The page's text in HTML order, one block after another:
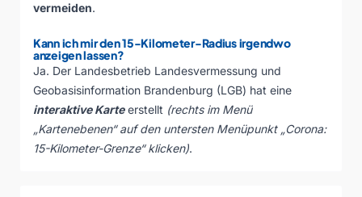
vermeiden.
Kann ich mir den 15-Kilometer-Radius irgendwo
anzeigen lassen?
Ja. Der Landesbetrieb Landesvermessung und
Geobasisinformation Brandenburg (LGB) hat eine
interaktive Karteerstellt (rechts im Menü
„Kartenebenen“ auf den untersten Menüpunkt „Corona:
15-Kilometer-Grenze“ klicken).